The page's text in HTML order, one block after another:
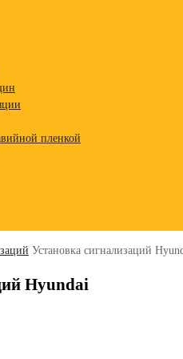
пленкой
Установка сигнализаций
Hyundai